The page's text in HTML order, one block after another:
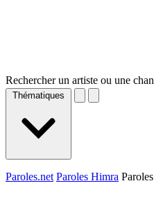
Rechercher un artiste ou une
Thématiques
Paroles.net Paroles Himra